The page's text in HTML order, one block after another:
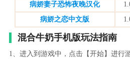
病娇妻子恐怖夜晚汉化
病娇之恋中文版
混合牛奶手机版玩法指南
1、进入到游戏中，点击【开始】进行